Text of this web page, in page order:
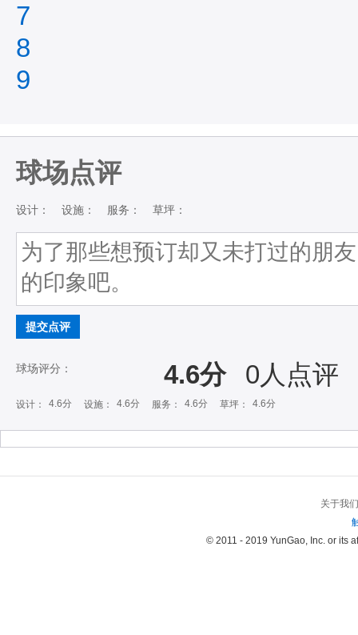
7
8
9
球场点评
设计： 设施： 服务： 草坪：
提交点评
球场评分： 4.6分 0人点评
设计： 4.6分 设施： 4.6分 服务： 4.6分 草坪： 4.6分
关于我们
© 2011 - 2019 YunGao, Inc. or its